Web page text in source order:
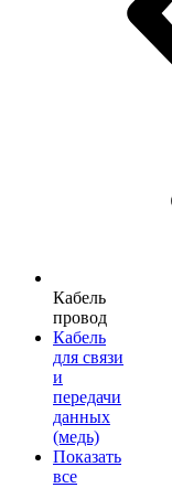
Кабель
провод
Кабель
для связи
и
передачи
данных
(медь)
Показать
все